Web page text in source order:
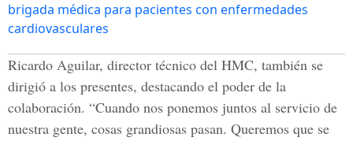
brigada médica para pacientes con enfermedades
cardiovasculares
Ricardo Aguilar, director técnico del HMC, también se
dirigió a los presentes, destacando el poder de la
colaboración. “Cuando nos ponemos juntos al servicio de
nuestra gente, cosas grandiosas pasan. Queremos que se